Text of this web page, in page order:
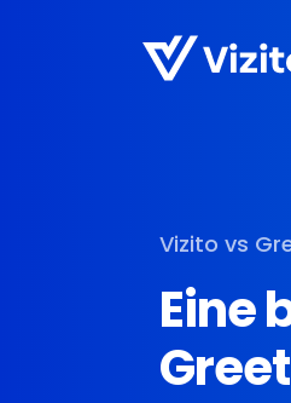
Vizito vs
Eine